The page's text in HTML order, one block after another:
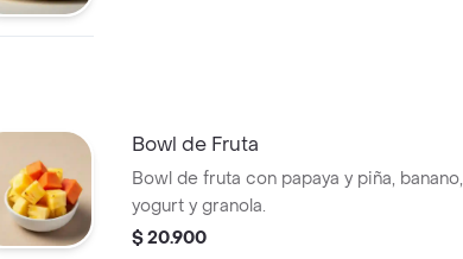
Bowl de Fruta
Bowl de fruta con papaya y piña, banano,
yogurt y granola.
$ 20.900